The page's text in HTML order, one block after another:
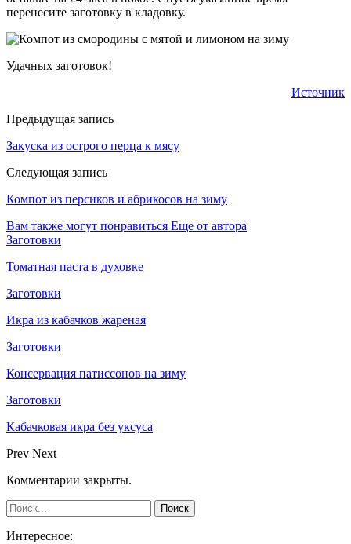
перенесите заготовку в кладовку.
Удачных заготовок!
Источник
Предыдущая запись
Закуска из острого перца к мясу
Следующая запись
Компот из персиков и абрикосов на зиму
Вам также могут понравиться Еще от автора
Заготовки
Томатная паста в духовке
Заготовки
Икра из кабачков жареная
Заготовки
Консервация патиссонов на зиму
Заготовки
Кабачковая икра без уксуса
Prev Next
Комментарии закрыты.
Интересное: